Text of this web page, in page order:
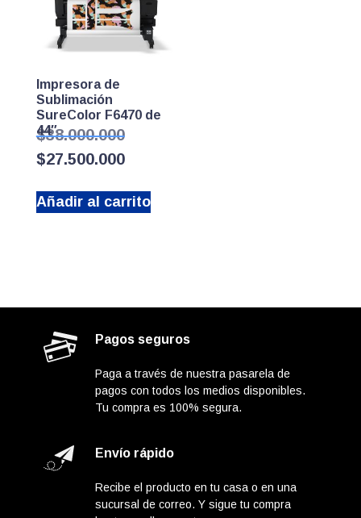
Impresora de
Sublimación
SureColor F6470 de
44″
$38.000.000El
original
$38.000.000.
$27.500.000El
es:
Añadir al carrito
Pagos seguros
Paga a través de nuestra pasarela de
pagos con todos los medios disponibles.
Tu compra es 100% segura.
Envío rápido
Recibe el producto en tu casa o en una
sucursal de correo. Y sigue tu compra